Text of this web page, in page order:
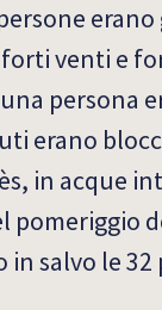
erano
venti e
persona
erano
in acque
pomeriggio
salvo le 32